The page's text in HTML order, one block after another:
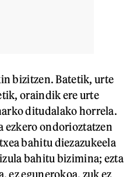
bizitzen. Batetik, urte
oraindik ere urte
ditudalako horrela.
ezkero ondorioztatzen
bahitu diezazukeela
bahitu bizimina; ezta
ez egunerokoa, zuk ez